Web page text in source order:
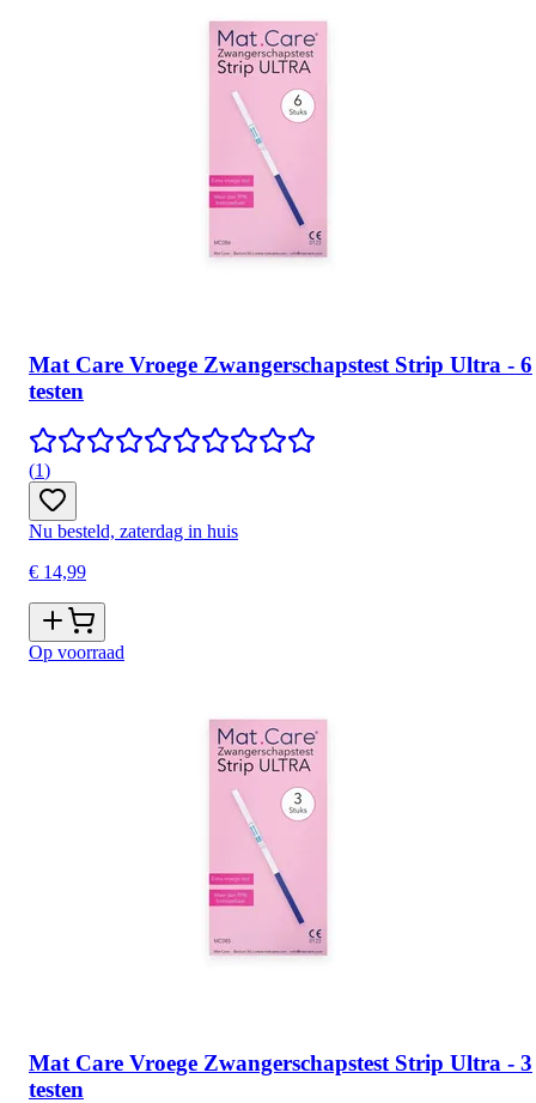
Mat Care Vroege Zwangerschapstest Strip Ultra - 6
testen
(1)
Nu besteld, zaterdag in huis
€ 14,99
Op voorraad
Mat Care Vroege Zwangerschapstest Strip Ultra - 3
testen